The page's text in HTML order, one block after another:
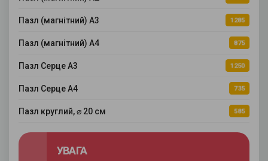
Пазл (магнітний) А3 1285
Пазл (магнітний) А4 875
Пазл Серце А3 1250
Пазл Серце А4 735
Пазл круглий, ⌀ 20 см 585
УВАГА